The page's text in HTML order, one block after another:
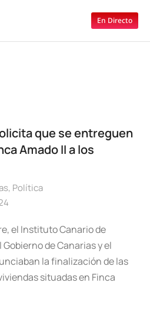
En Directo
que se entreguen
Amado II a los
, Política
el Instituto Canario de
de Canarias y el
la finalización de las
situadas en Finca